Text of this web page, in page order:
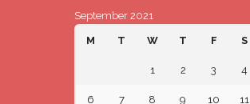
September 2021
M T W T F S
1 2 3 4
6 7 8 9 10 11